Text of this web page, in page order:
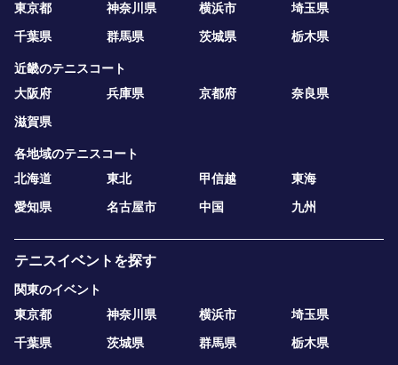
東京都
神奈川県 横浜市
埼玉県
千葉県
群馬県 茨城県 栃木県
近畿のテニスコート
大阪府
兵庫県 京都府
奈良県
滋賀県
各地域のテニスコート
北海道
東北 甲信越
東海
愛知県
名古屋市 中国 九州
テニスイベントを探す
関東のイベント
東京都
神奈川県 横浜市
埼玉県
千葉県
茨城県 群馬県 栃木県